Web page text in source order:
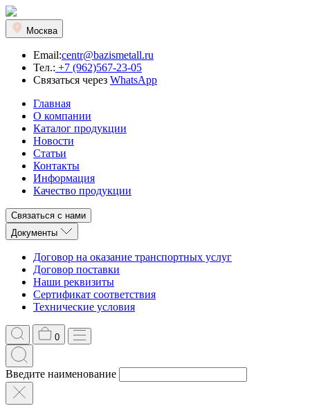
Москва
Email:centr@bazismetall.ru
Тел.: +7 (962)567-23-05
Связаться через WhatsApp
Главная
О компании
Каталог продукции
Новости
Статьи
Контакты
Информация
Качество продукции
Связаться с нами
Документы
Договор на оказание транспортных услуг
Договор поставки
Наши реквизиты
Сертификат соответствия
Технические условия
0
Введите наименование